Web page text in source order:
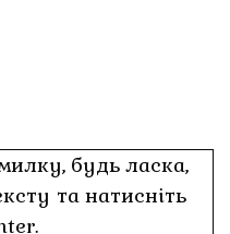
будь ласка,
та натисніть